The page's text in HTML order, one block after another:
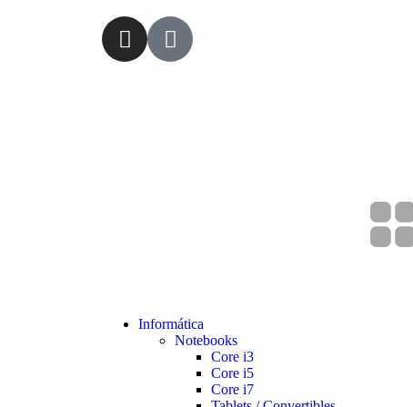
Informática
Notebooks
Core i3
Core i5
Core i7